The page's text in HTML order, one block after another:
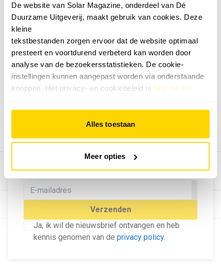
De website van Solar Magazine, onderdeel van Dé
Duurzame Uitgeverij, maakt gebruik van cookies. Deze
kleine
tekstbestanden zorgen ervoor dat de website optimaal
presteert en voortdurend verbeterd kan worden door
analyse van de bezoekersstatistieken. De cookie-
instellingen kunnen aangepast worden via onderstaande
knoppen. Het privacy- en cookiebeleid is hier na te
Alles toestaan
Meer opties
MELD U AAN VOOR ONZE
NIEUWSBRIEF
Blijf op de hoogte van het laatste nieuws!
Verzenden
Ja, ik wil de nieuwsbrief ontvangen en heb
kennis genomen van de privacy policy.
Installateurzoeker
Cookievoorkeuren wijzigen
English
Geef ons feedback
Vertel ons wat je van onze website vindt.
Tip de redactie
Bekijk hier de mogelijkheden.
© Dé Duurzame Uitgeverij